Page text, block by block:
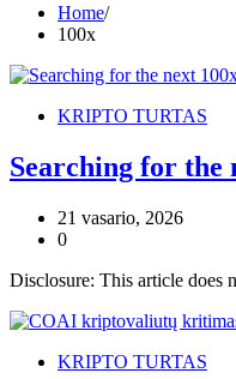
Home
100x
KRIPTO TURTAS
Searching for the
21 vasario, 2026
0
Disclosure: This article does
KRIPTO TURTAS